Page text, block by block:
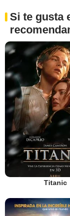
Si te gusta
Titanic